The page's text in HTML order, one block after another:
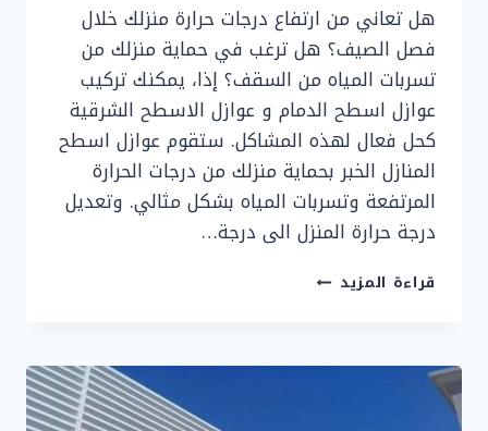
هل تعاني من ارتفاع درجات حرارة منزلك خلال
فصل الصيف؟ هل ترغب في حماية منزلك من
تسربات المياه من السقف؟ إذا، يمكنك تركيب
عوازل اسطح الدمام و عوازل الاسطح الشرقية
كحل فعال لهذه المشاكل. ستقوم عوازل اسطح
المنازل الخبر بحماية منزلك من درجات الحرارة
المرتفعة وتسربات المياه بشكل مثالي. وتعديل
درجة حرارة المنزل الى درجة…
قراءة المزيد تركيب